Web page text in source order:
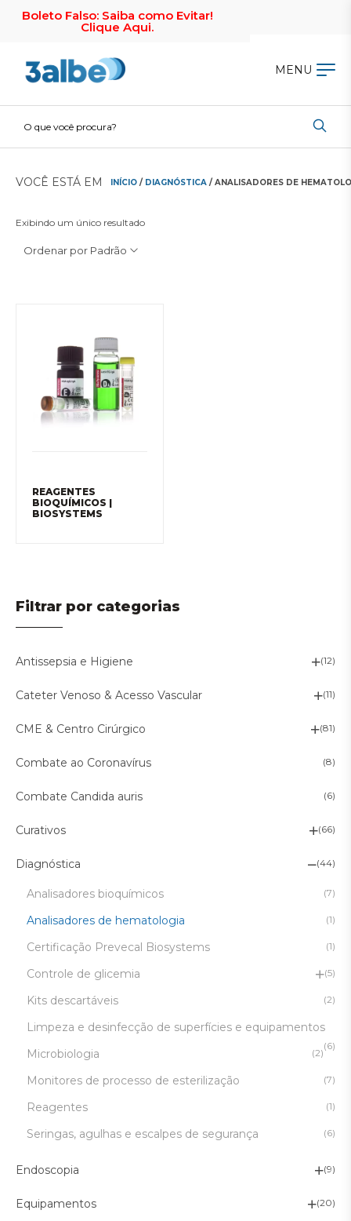
Boleto Falso: Saiba como Evitar!
Clique Aqui.
MENU
VOCÊ ESTÁ EM INÍCIO / DIAGNÓSTICA / ANALISADORES DE
Filtrar por categorias
Antissepsia e Higiene (12)
Cateter Venoso & Acesso Vascular (11)
CME & Centro Cirúrgico (81)
Combate ao Coronavírus (8)
Combate Candida auris (6)
Curativos (66)
Diagnóstica (44)
Analisadores bioquímicos (7)
Analisadores de hematologia (1)
Certificação Prevecal Biosystems (1)
Controle de glicemia (5)
Kits descartáveis (2)
Limpeza e desinfecção de superfícies e equipamentos
(6)
Microbiologia (2)
Monitores de processo de esterilização (7)
Reagentes (1)
Seringas, agulhas e escalpes de segurança (6)
Endoscopia (9)
Equipamentos (20)
Exibindo um único resultado
Ordenar por Padrão
REAGENTES
BIOQUÍMICOS |
BIOSYSTEMS